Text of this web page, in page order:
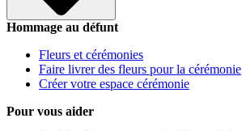
Hommage au défunt
Fleurs et cérémonies
Faire livrer des fleurs pour la cérémonie
Créer votre espace cérémonie
Pour vous aider